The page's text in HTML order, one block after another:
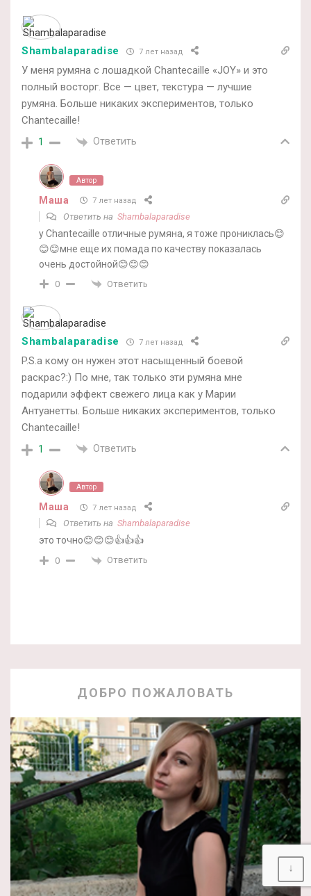
Shambalaparadise 7 лет назад
У меня румяна с лошадкой Chantecaille «JOY» и это
полный восторг. Все — цвет, текстура — лучшие
румяна. Больше никаких экспериментов, только
Chantecaille!
1 Ответить
Автор
Маша 7 лет назад
Ответить на Shambalaparadise
у Chantecaille отличные румяна, я тоже прониклась😊
😊😊мне еще их помада по качеству показалась
очень достойной😊😊😊
0 Ответить
Shambalaparadise 7 лет назад
P.S.а кому он нужен этот насыщенный боевой
раскрас?:) По мне, так только эти румяна мне
подарили эффект свежего лица как у Марии
Антуанетты. Больше никаких экспериментов, только
Chantecaille!
1 Ответить
Автор
Маша 7 лет назад
Ответить на Shambalaparadise
это точно😊😊😊👍👍👍
0 Ответить
ДОБРО ПОЖАЛОВАТЬ
↓